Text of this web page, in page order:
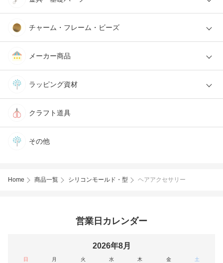
チャーム・フレーム・ビーズ
メーカー商品
ラッピング資材
クラフト道具
その他
Home 商品一覧 シリコンモールド・型 ヘアアクセサリー
営業日カレンダー
2026年8月
日 月 火 水 木 金 土